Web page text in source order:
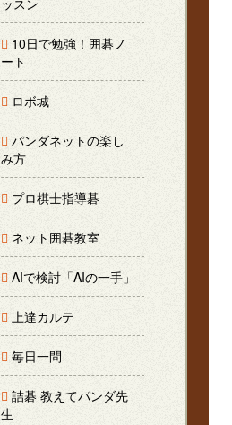
ッスン
10日で勉強！囲碁ノ
ート
ロボ城
パンダネットの楽し
み方
プロ棋士指導碁
ネット囲碁教室
AIで検討「AIの一手」
上達カルテ
毎日一問
詰碁 教えてパンダ先
生